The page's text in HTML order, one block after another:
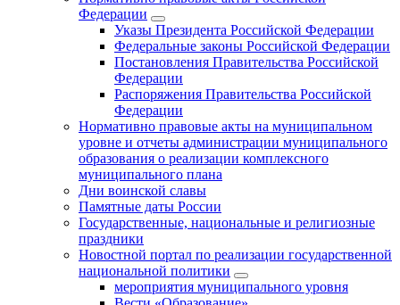
Федерации
Указы Президента Российской Федерации
Федеральные законы Российской Федерации
Постановления Правительства Российской
Федерации
Распоряжения Правительства Российской
Федерации
Нормативно правовые акты на муниципальном
уровне и отчеты администрации муниципального
образования о реализации комплексного
муниципального плана
Дни воинской славы
Памятные даты России
Государственные, национальные и религиозные
праздники
Новостной портал по реализации государственной
национальной политики
мероприятия муниципального уровня